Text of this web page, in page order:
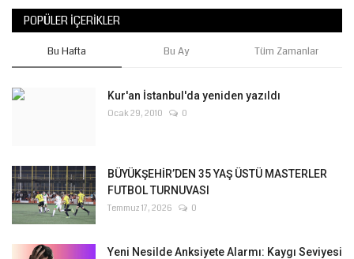
POPÜLER İÇERIKLER
Bu Hafta Bu Ay Tüm Zamanlar
Kur'an İstanbul'da yeniden yazıldı
Ocak 29, 2010 0
BÜYÜKŞEHİR’DEN 35 YAŞ ÜSTÜ MASTERLER
FUTBOL TURNUVASI
Temmuz 17, 2026 0
Yeni Nesilde Anksiyete Alarmı: Kaygı Seviyesi